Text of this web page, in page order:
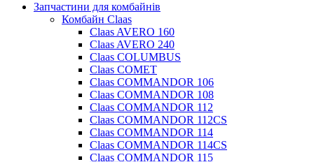
Запчастини для комбайнів
Комбайн Claas
Claas AVERO 160
Claas AVERO 240
Claas COLUMBUS
Claas COMET
Claas COMMANDOR 106
Claas COMMANDOR 108
Claas COMMANDOR 112
Claas COMMANDOR 112CS
Claas COMMANDOR 114
Claas COMMANDOR 114CS
Claas COMMANDOR 115